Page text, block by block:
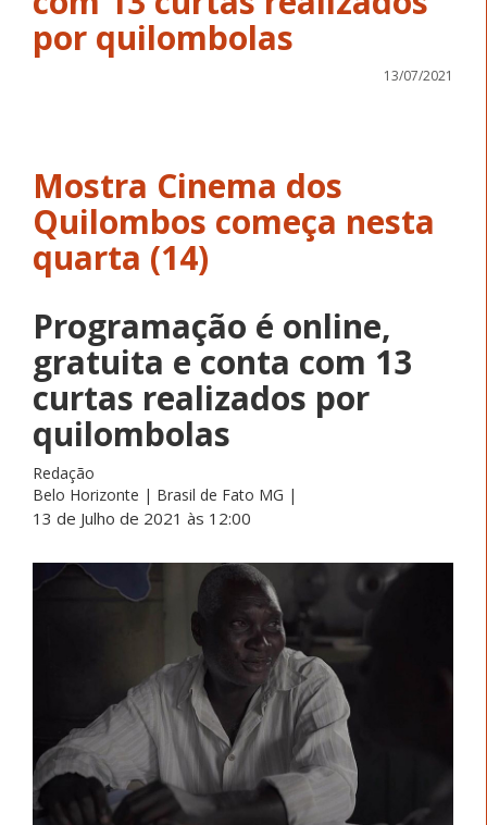
por quilombolas
13/07/2021
Mostra Cinema dos
Quilombos começa nesta
quarta (14)
Programação é online,
gratuita e conta com 13
curtas realizados por
quilombolas
Redação
Belo Horizonte | Brasil de Fato MG |
13 de Julho de 2021 às 12:00